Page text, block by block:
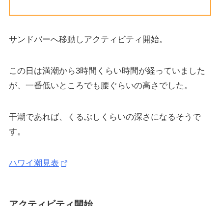
サンドバーへ移動しアクティビティ開始。
この日は満潮から3時間くらい時間が経っていました
が、一番低いところでも腰ぐらいの高さでした。
干潮であれば、くるぶしくらいの深さになるそうで
す。
ハワイ潮見表